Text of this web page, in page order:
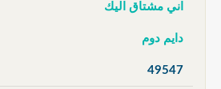
اني مشتاق اليك
دايم دوم
49547